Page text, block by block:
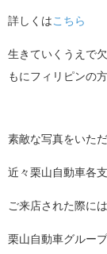
詳しくはこちら
生きていくうえで
もにフィリピンの
素敵な写真をいた
近々栗山自動車各
ご来店された際に
栗山自動車グルー